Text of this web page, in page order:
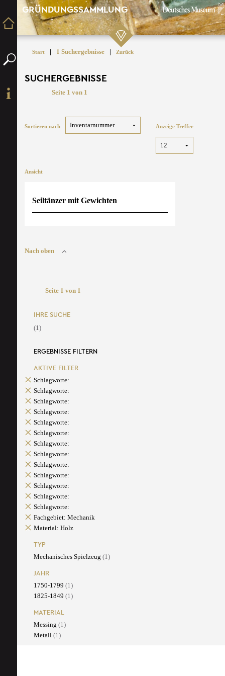
GRÜNDUNGSSAMMLUNG
Start | 1 Suchergebnisse | Zurück
SUCHERGEBNISSE
Seite 1 von 1
Sortieren nach Anzeige Treffer
Ansicht
Seiltänzer mit Gewichten
Nach oben
Seite 1 von 1
IHRE SUCHE
(1)
ERGEBNISSE FILTERN
AKTIVE FILTER
Schlagworte:
Schlagworte:
Schlagworte:
Schlagworte:
Schlagworte:
Schlagworte:
Schlagworte:
Schlagworte:
Schlagworte:
Schlagworte:
Schlagworte:
Schlagworte:
Schlagworte:
Fachgebiet: Mechanik
Material: Holz
TYP
Mechanisches Spielzeug (1)
JAHR
1750-1799 (1)
1825-1849 (1)
MATERIAL
Messing (1)
Metall (1)